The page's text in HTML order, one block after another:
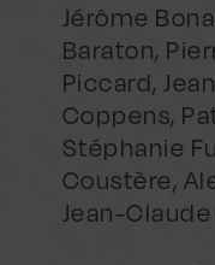
Jérôme
Baraton,
Piccard,
Coppens,
Stéphanie
Coustère,
Jean-